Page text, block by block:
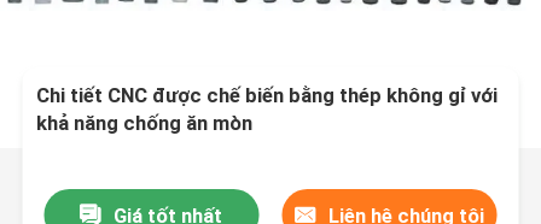
Chi tiết CNC được chế biến bằng thép không gỉ với
khả năng chống ăn mòn
Giá tốt nhất Liên hệ chúng tôi